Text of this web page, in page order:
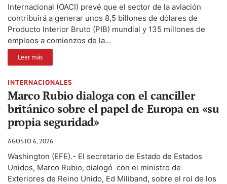
Internacional (OACI) prevé que el sector de la aviación
contribuirá a generar unos 8,5 billones de dólares de
Producto Interior Bruto (PIB) mundial y 135 millones de
empleos a comienzos de la...
Leer más
INTERNACIONALES
Marco Rubio dialoga con el canciller
británico sobre el papel de Europa en «su
propia seguridad»
AGOSTO 6, 2026
Washington (EFE).- El secretario de Estado de Estados
Unidos, Marco Rubio, dialogó con el ministro de
Exteriores de Reino Unido, Ed Miliband, sobre el rol de los